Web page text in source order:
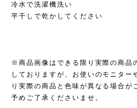
冷水で洗濯機洗い
平干しで乾かしてください
※商品画像はできる限り実際の商品
しておりますが、お使いのモニター
り実際の商品と色味が異なる場合が
予めご了承くださいませ。